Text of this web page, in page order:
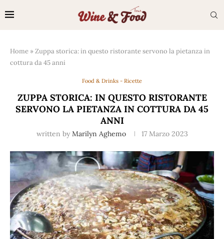
Home »Zuppa storica: in questo ristorante servono la pietanza in
cottura da 45 anni
Food & Drinks - Ricette
ZUPPA STORICA: IN QUESTO RISTORANTE
SERVONO LA PIETANZA IN COTTURA DA 45
ANNI
written by Marilyn Aghemo 17 Marzo 2023